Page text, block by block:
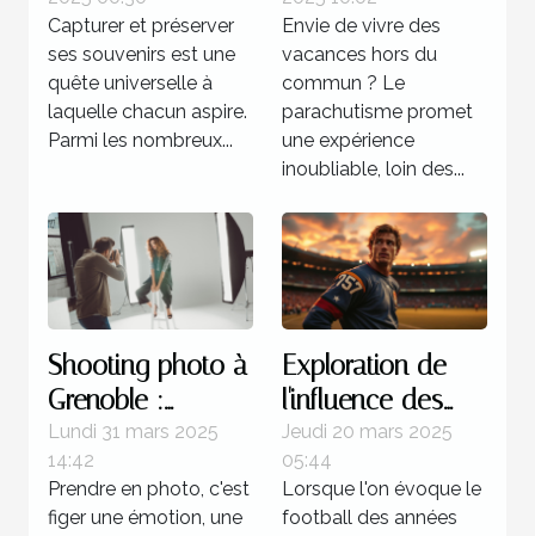
capturer vos
souvenirs
uniques ?
Capturer et préserver
ses souvenirs est une
quête universelle à
laquelle chacun aspire.
Parmi les nombreux...
votre perception
des vacances ?
Envie de vivre des
vacances hors du
commun ? Le
parachutisme promet
une expérience
inoubliable, loin des...
Shooting photo à
Grenoble :
immortalisez vos
moments avec
un professionnel
Lundi 31 mars 2025
14:42
Prendre en photo, c'est
figer une émotion, une
Exploration de
l'influence des
stratégies
offensives dans
le football des
Jeudi 20 mars 2025
05:44
Lorsque l'on évoque le
football des années